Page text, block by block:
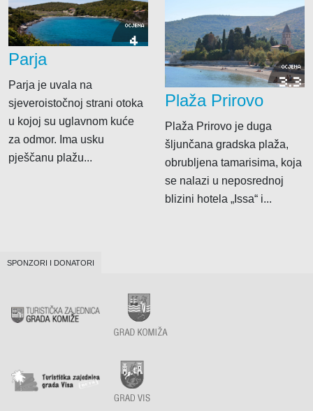
OCJENA
4
Parja
Parja je uvala na
sjeveroistočnoj strani otoka
u kojoj su uglavnom kuće
za odmor. Ima usku
pješčanu plažu...
OCJENA
3.3
Plaža Prirovo
Plaža Prirovo je duga
šljunčana gradska plaža,
obrubljena tamarisima, koja
se nalazi u neposrednoj
blizini hotela „Issa“ i...
SPONZORI I DONATORI